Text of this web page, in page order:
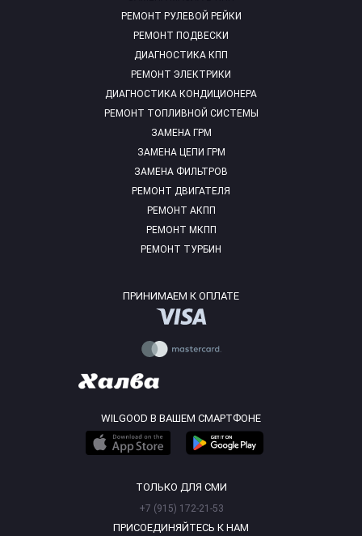
РЕМОНТ РУЛЕВОЙ РЕЙКИ
РЕМОНТ ПОДВЕСКИ
ДИАГНОСТИКА КПП
РЕМОНТ ЭЛЕКТРИКИ
ДИАГНОСТИКА КОНДИЦИОНЕРА
РЕМОНТ ТОПЛИВНОЙ СИСТЕМЫ
ЗАМЕНА ГРМ
ЗАМЕНА ЦЕПИ ГРМ
ЗАМЕНА ФИЛЬТРОВ
РЕМОНТ ДВИГАТЕЛЯ
РЕМОНТ АКПП
РЕМОНТ МКПП
РЕМОНТ ТУРБИН
ПРИНИМАЕМ К ОПЛАТЕ
WILGOOD В ВАШЕМ СМАРТФОНЕ
ТОЛЬКО ДЛЯ СМИ
+7 (915) 172-21-53
ПРИСОЕДИНЯЙТЕСЬ К НАМ